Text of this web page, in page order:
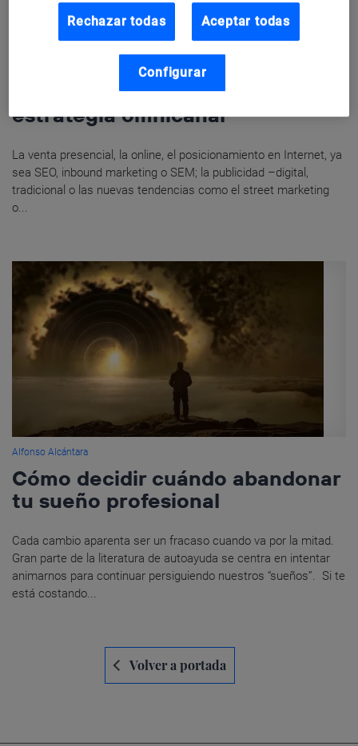
Cinco consejos para crear una
estrategia omnicanal
La venta presencial, la online, el posicionamiento en Internet, ya
sea SEO, inbound marketing o SEM; la publicidad –digital,
tradicional o las nuevas tendencias como el street marketing
o...
Alfonso Alcántara
Cómo decidir cuándo abandonar
tu sueño profesional
Cada cambio aparenta ser un fracaso cuando va por la mitad.
Gran parte de la literatura de autoayuda se centra en intentar
animarnos para continuar persiguiendo nuestros “sueños”. Si te
está costando...
Navegación Volver a portada
Rechazar todas Aceptar todas
Configurar